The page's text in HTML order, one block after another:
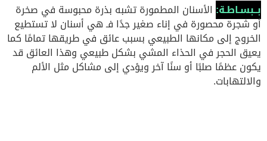
بــبسـاطـة: الأسنان المطمورة تشبه بذرة محبوسة في صخرة
أو شجرة محصورة في إناء صغير جدًا فـ هي أسنان لا تستطيع
الخروج إلى مكانها الطبيعي بسبب عائق في طريقها تمامًا كما
يعيق الحجر في الحذاء المشي بشكل طبيعي وهذا العائق قد
يكون عظمًا صلبًا أو سنًا آخر ويؤدي إلى مشاكل مثل الألم
والالتهابات.